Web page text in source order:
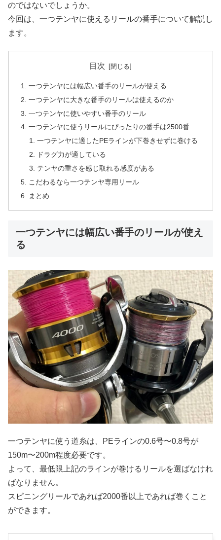
のではないでしょうか。
今回は、一つテンヤに使えるリールの番手について解説し
ます。
目次
一つテンヤには幅広い番手のリールが使える
一つテンヤに大きな番手のリールは使えるのか
一つテンヤに使いやすい番手のリール
一つテンヤに使うリールにぴったりの番手は2500番
一つテンヤに適したPEラインが下巻きせずに巻ける
ドラグ力が適している
テンヤの重さを感じ取れる感度がある
こだわるなら一つテンヤ専用リール
まとめ
一つテンヤには幅広い番手のリールが使え
る
一つテンヤに使う道糸は、PEラインの0.6号〜0.8号が
150m〜200m程度必要です。
よって、最低限上記のラインが巻けるリールを選ばなけれ
ばなりません。
スピニングリールであれば2000番以上であれば巻くこと
ができます。